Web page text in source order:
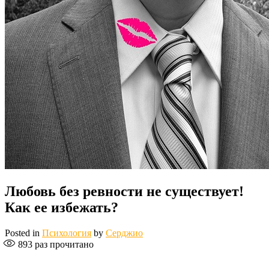
Любовь без ревности не существует!
Как ее избежать?
Posted in Психология by Серджио
893 раз прочитано